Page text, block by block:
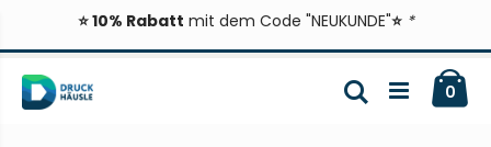
⭐ 10% Rabatt mit dem Code "NEUKUNDE"⭐ *
Inhalt
springen
0
Suche